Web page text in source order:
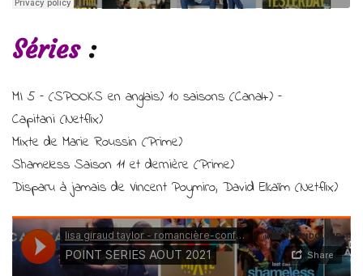
Séries :
MI 5 – (SPOOKS en anglais) 10 saisons (Canal+) –
Capitani (Netflix)
Mixte de Marie Roussin (Prime)
Shameless Saison 11 et dernière (Prime)
Disparu à jamais de Vincent Poymiro, David Elkaïm (Netflix)